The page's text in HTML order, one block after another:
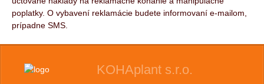
poplatky. O vybavení reklamácie budete informovaní e-mailom,
prípadne SMS.
KOHAplant s.r.o.